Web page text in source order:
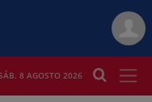
8 AGOSTO 2026